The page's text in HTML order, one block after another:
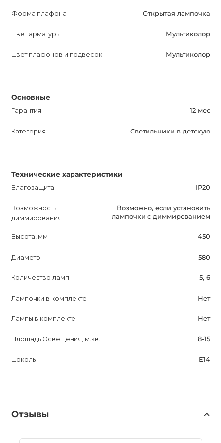
Форма плафона Открытая лампочка
Цвет арматуры Мультиколор
Цвет плафонов и подвесок Мультиколор
Основные
Гарантия 12 мес
Категория Светильники в детскую
Технические характеристики
Влагозащита IP20
Возможность
диммирования
Возможно, если установить
лампочки с диммированием
Высота, мм 450
Диаметр 580
Количество ламп 5, 6
Лампочки в комплекте Нет
Лампы в комплекте Нет
Площадь Освещения, м.кв. 8-15
Цоколь E14
Отзывы